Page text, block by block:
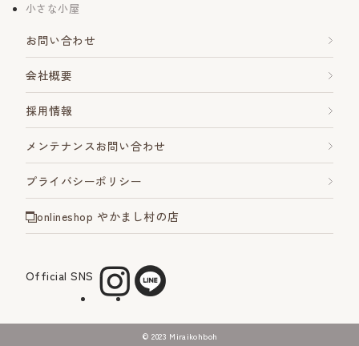
小さな小屋
お問い合わせ
会社概要
採用情報
メンテナンスお問い合わせ
プライバシーポリシー
onlineshop やかまし村の店
Official SNS
©︎ 2023 Miraikohboh